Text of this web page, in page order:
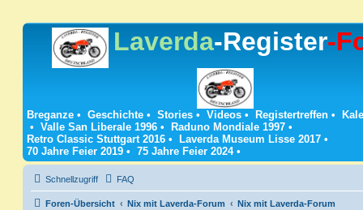
Laverda-Register-
Breganze • Geschichte • Stories • Videos • Registertreffen •
• Valle San Liberale 1996 • Raduno Mondiale 1997 •
Retro Classic Stuttgart 2016 • Laverda Museum Lisse 2017 •
70 Jahre Feier 2019 • 75 Jahre Feier 2024•
Schnellzugriff FAQ
Foren-Übersicht Nix mit Laverda-Forum Nix mit Laverda-Forum